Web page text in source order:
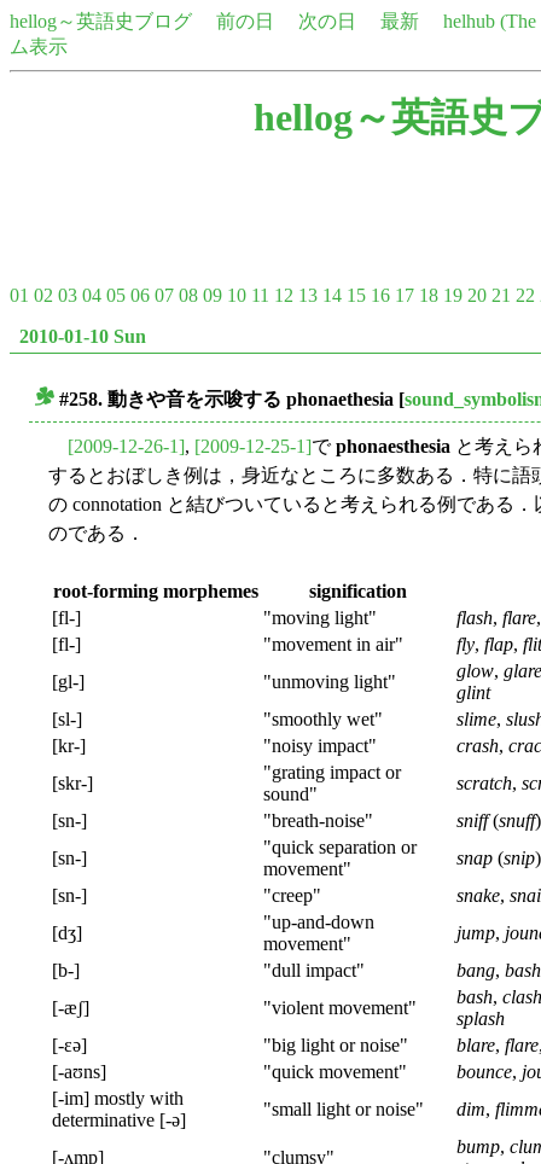
hellog～英語史ブログ 前の日 次の日 最新
helhub
ム表示
hellog～英語史
01 02 03 04 05 06 07 08 09 10 11 12 13 14 15 16 17 18 19 20 21 22
2010-01-10 Sun
#258. 動きや音を示唆する phonaethesia [
[2009-12-26-1], [2009-12-25-1]でphonaesthesia と考えら
するとおぼしき例は，身近なところに多数ある．特に
の connotation と結びついていると考えられる例である
のである．
root-forming morphemes
signification
[fl-]
"moving light" flash, flare
[fl-]
"movement in air" fly, flap, flit
[gl-]
"unmoving light"
glow, glare
glint
[sl-]
"smoothly wet" slime,
[kr-]
"noisy impact" crash,
[skr-]
"grating impact or
sound"
scratch,
[sn-]
"breath-noise" sniff(snuff
[sn-]
"quick separation or
movement"
snap (snip
[sn-]
"creep" snake,
[dʒ]
"up-and-down
movement"
jump,
[b-]
"dull impact" bang, bash
[-æʃ]
"violent movement"
bash, clash
splash
[-ɛə]
"big light or noise" blare, flare
[-aʊns]
"quick movement" bounce,
[-im] mostly with
determinative [-ə]
"small light or noise" dim,
[-ʌmp] "clumsy"
bump,